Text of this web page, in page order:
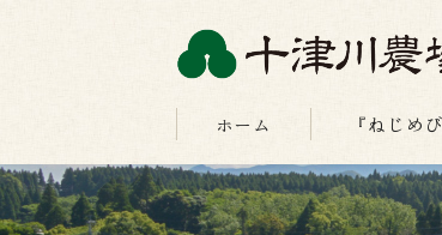
十津川農場
ホーム 『ねじめ